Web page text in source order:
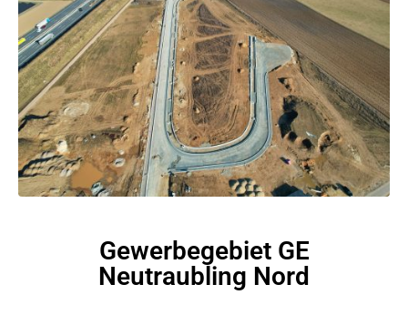
Gewerbegebiet GE
Neutraubling Nord